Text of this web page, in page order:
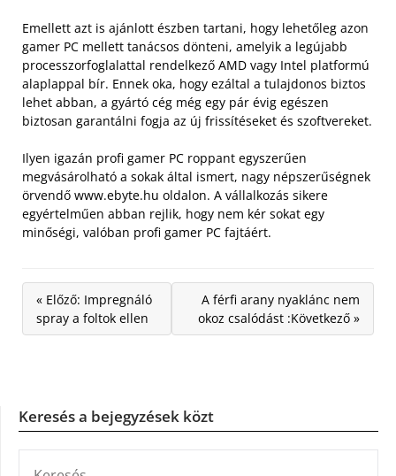
Emellett azt is ajánlott észben tartani, hogy lehetőleg azon
gamer PC mellett tanácsos dönteni, amelyik a legújabb
processzorfoglalattal rendelkező AMD vagy Intel platformú
alaplappal bír. Ennek oka, hogy ezáltal a tulajdonos biztos
lehet abban, a gyártó cég még egy pár évig egészen
biztosan garantálni fogja az új frissítéseket és szoftvereket.
Ilyen igazán profi gamer PC roppant egyszerűen
megvásárolható a sokak által ismert, nagy népszerűségnek
örvendő www.ebyte.hu oldalon. A vállalkozás sikere
egyértelműen abban rejlik, hogy nem kér sokat egy
minőségi, valóban profi gamer PC fajtáért.
« Előző: Impregnáló
spray a foltok ellen
A férfi arany nyaklánc nem
okoz csalódást :Következő »
Keresés a bejegyzések közt